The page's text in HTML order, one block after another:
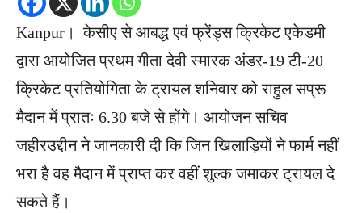
Kanpur। केसीए से आबद्ध एवं फ्रेंड्स क्रिकेट एकेडमी
द्वारा आयोजित प्रथम गीता देवी स्मारक अंडर-19 टी-20
क्रिकेट प्रतियोगिता के ट्रायल शनिवार को राहुल सप्रू
मैदान में प्रातः 6.30 बजे से होंगे। आयोजन सचिव
जहीरउद्दीन ने जानकारी दी कि जिन खिलाड़ियों ने फार्म नहीं
भरा है वह मैदान में प्राप्त कर वहीं शुल्क जमाकर ट्रायल दे
सकते हैं।